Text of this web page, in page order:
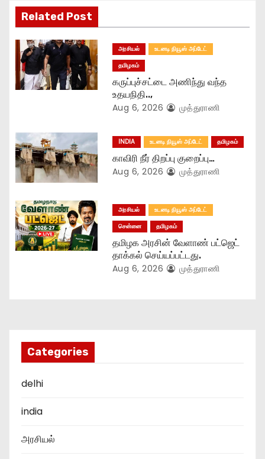
a
t
i
o
Related Post
அரசியல்
உடனடி நியூஸ் அப்டேட்
தமிழகம்
கருப்புச்சட்டை அணிந்து வந்த
உதயநிதி..,
Aug 6, 2026 முத்துராணி
INDIA உடனடி நியூஸ் அப்டேட் தமிழகம்
காவிரி நீர் திறப்பு குறைப்பு…
Aug 6, 2026 முத்துராணி
அரசியல்
உடனடி நியூஸ் அப்டேட்
சென்னை
தமிழகம்
தமிழக அரசின் வேளாண் பட்ஜெட்
தாக்கல் செய்யப்பட்டது.
Aug 6, 2026 முத்துராணி
Categories
delhi
india
அரசியல்